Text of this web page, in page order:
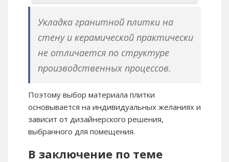
Укладка гранитной плитки на
стену и керамической практически
не отличается по структуре
производственных процессов.
Поэтому выбор материала плитки
основывается на индивидуальных желаниях и
зависит от дизайнерского решения,
выбранного для помещения.
В заключение по теме